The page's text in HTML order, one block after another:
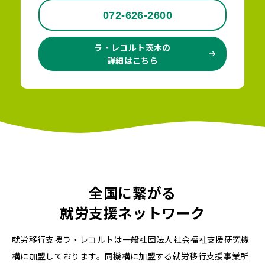
072-626-2600
ラ・レコルト茨木の
詳細はこちら
全国に繋がる
就労支援ネットワーク
就労移行支援ラ・レコルトは一般社団法人社会福祉支援研究機
構に加盟しております。同機構に加盟する就労移行支援事業所